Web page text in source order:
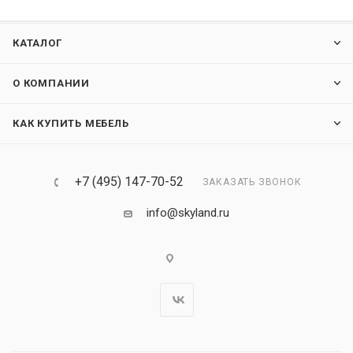
КАТАЛОГ
О КОМПАНИИ
КАК КУПИТЬ МЕБЕЛЬ
+7 (495) 147-70-52 ЗАКАЗАТЬ ЗВОНОК
info@skyland.ru